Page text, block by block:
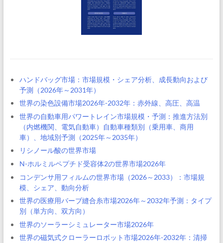
ハンドバッグ市場：市場規模・シェア分析、成長動向および
予測（2026年～2031年）
世界の染色設備市場2026年-2032年：赤外線、高圧、高温
世界の自動車用パワートレイン市場規模・予測：推進方法別
（内燃機関、電気自動車）自動車種類別（乗用車、商用
車）、地域別予測（2025年～2035年）
リシノール酸の世界市場
N-ホルミルペプチド受容体2の世界市場2026年
コンデンサ用フィルムの世界市場（2026～2033）：市場規
模、シェア、動向分析
世界の医療用バーブ縫合糸市場2026年～2032年予測：タイプ
別（単方向、双方向）
世界のソーラーシミュレーター市場2026年
世界の磁気式クローラーロボット市場2026年-2032年：清掃